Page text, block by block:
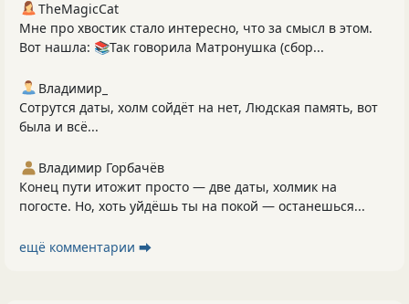
TheMagicCat
Мне про хвостик стало интересно, что за смысл в этом.
Вот нашла: 📚Так говорила Матронушка (сбор...
Владимир_
Сотрутся даты, холм сойдёт на нет, Людская память, вот
была и всё...
Владимир Горбачёв
Конец пути итожит просто — две даты, холмик на
погосте. Но, хоть уйдёшь ты на покой — останешься...
ещё комментарии ⮕